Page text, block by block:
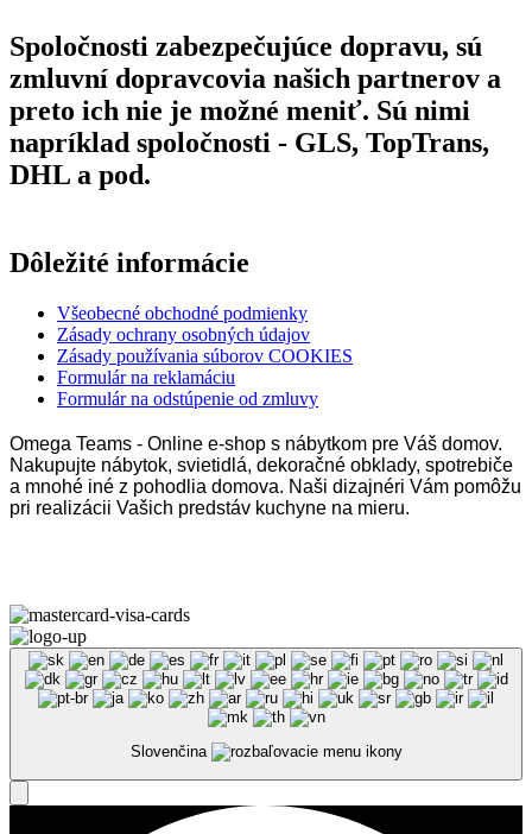
Spoločnosti zabezpečujúce dopravu, sú
zmluvní dopravcovia našich partnerov a
preto ich nie je možné meniť. Sú nimi
napríklad spoločnosti - GLS, TopTrans,
DHL a pod.
Dôležité informácie
Všeobecné obchodné podmienky
Zásady ochrany osobných údajov
Zásady používania súborov COOKIES
Formulár na reklamáciu
Formulár na odstúpenie od zmluvy
Omega Teams - Online e-shop s nábytkom pre Váš domov.
Nakupujte nábytok, svietidlá, dekoračné obklady, spotrebiče
a mnohé iné z pohodlia domova. Naši dizajnéri Vám pomôžu
pri realizácii Vašich predstáv kuchyne na mieru.
Slovenčina